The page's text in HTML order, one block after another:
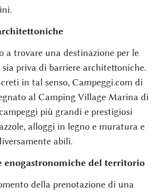
a trovare una destinazione per le
sia priva di barriere architettoniche.
in tal senso, Campeggi.com di
al Camping Village Marina di
più grandi e prestigiosi
alloggi in legno e muratura e
abili.
enogastronomiche del territorio
della prenotazione di una